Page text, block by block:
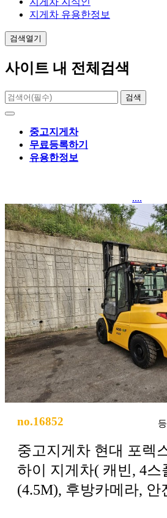
지게차 유용한정보
검색열기
사이트 내 전체검색
검색
중고지게차
무료등록하기
유용한정보
....
no.16852
중고지게차 현대 포렉
하이 지게차( 캐빈, 4스
(4.5M), 후방카메라, 안